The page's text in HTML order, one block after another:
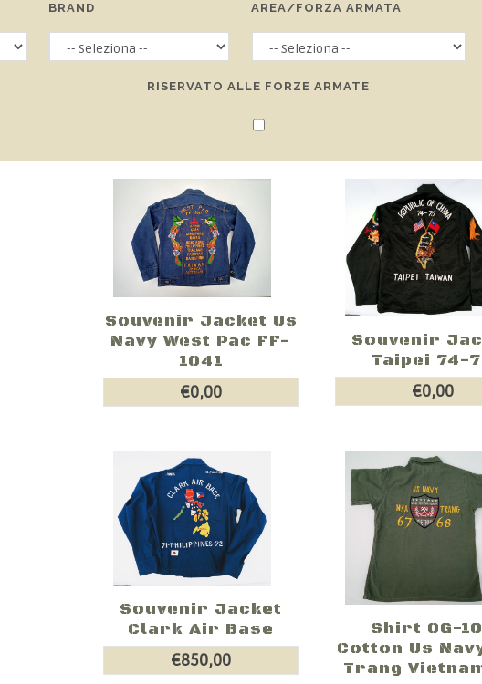
BRAND AREA/FORZA ARMATA
RISERVATO ALLE FORZE ARMATE
Souvenir Jacket Us
Navy West Pac FF-
1041
€0,00
Souvenir
Taipei 74-
€0,00
Souvenir Jacket
Clark Air Base
€850,00
Shirt OG-
Cotton Us
Trang